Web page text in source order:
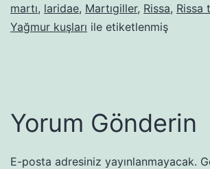
martı, laridae, Martıgiller, Rissa, Rissa
Yağmur kuşları ile etiketlenmiş
Yorum Gönderin
E-posta adresiniz yayınlanmayacak.